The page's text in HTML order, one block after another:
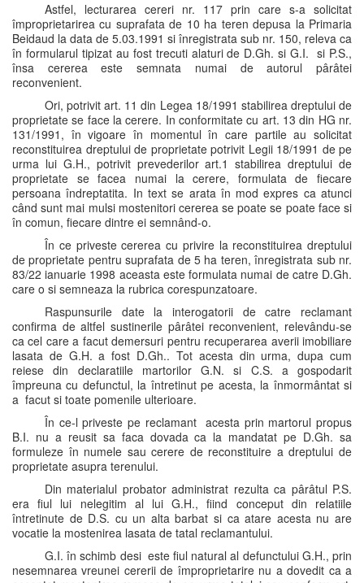
Astfel, lecturarea cereri nr. 117 prin care s-a solicitat
împroprietarirea cu suprafata de 10 ha teren depusa la Primaria
Beidaud la data de 5.03.1991 si înregistrata sub nr. 150, releva ca
în formularul tipizat au fost trecuti alaturi de D.Gh. si G.I. si P.S.,
însa cererea este semnata numai de autorul pârâtei
reconvenient.
Ori, potrivit art. 11 din Legea 18/1991 stabilirea dreptului de
proprietate se face la cerere. In conformitate cu art. 13 din HG nr.
131/1991, în vigoare în momentul în care partile au solicitat
reconstituirea dreptului de proprietate potrivit Legii 18/1991 de pe
urma lui G.H., potrivit prevederilor art.1 stabilirea dreptului de
proprietate se facea numai la cerere, formulata de fiecare
persoana îndreptatita. In text se arata în mod expres ca atunci
când sunt mai mulsi mostenitori cererea se poate se poate face si
în comun, fiecare dintre ei semnând-o.
În ce priveste cererea cu privire la reconstituirea dreptului
de proprietate pentru suprafata de 5 ha teren, înregistrata sub nr.
83/22 ianuarie 1998 aceasta este formulata numai de catre D.Gh.
care o si semneaza la rubrica corespunzatoare.
Raspunsurile date la interogatorii de catre reclamant
confirma de altfel sustinerile pârâtei reconvenient, relevându-se
ca cel care a facut demersuri pentru recuperarea averii imobiliare
lasata de G.H. a fost D.Gh.. Tot acesta din urma, dupa cum
reiese din declaratiile martorilor G.N. si C.S. a gospodarit
împreuna cu defunctul, la întretinut pe acesta, la înmormântat si
a facut si toate pomenile ulterioare.
În ce-l priveste pe reclamant acesta prin martorul propus
B.I. nu a reusit sa faca dovada ca la mandatat pe D.Gh. sa
formuleze în numele sau cerere de reconstituire a dreptului de
proprietate asupra terenului.
Din materialul probator administrat rezulta ca pârâtul P.S.
era fiul lui nelegitim al lui G.H., fiind conceput din relatiile
întretinute de D.S. cu un alta barbat si ca atare acesta nu are
vocatie la mostenirea lasata de tatal reclamantului.
G.I. în schimb desi este fiul natural al defunctului G.H., prin
nesemnarea vreunei cererii de împroprietarire nu a dovedit ca a